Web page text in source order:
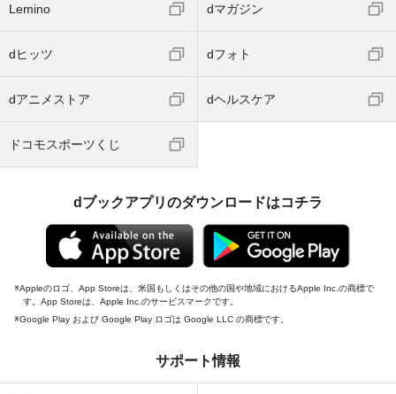
Lemino dマガジン
dヒッツ dフォト
dアニメストア dヘルスケア
ドコモスポーツくじ
dブックアプリのダウンロードはコチラ
Appleのロゴ、App Storeは、米国もしくはその他の国や地域におけるApple Inc.の商標で
す。App Storeは、Apple Inc.のサービスマークです。
Google Play および Google Play ロゴは Google LLC の商標です。
サポート情報